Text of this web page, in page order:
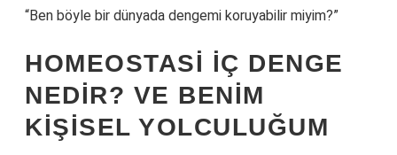
“Ben böyle bir dünyada dengemi koruyabilir miyim?”
HOMEOSTASI IÇ DENGE
NEDIR? VE BENIM
KIŞISEL YOLCULUĞUM